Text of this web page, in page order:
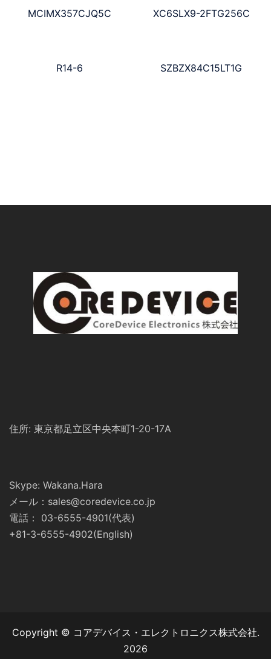
MCIMX357CJQ5C XC6SLX9-2FTG256C
R14-6 SZBZX84C15LT1G
住所: 東京都足立区中央本町1-20-17A
Skype: Wakana.Hara
メール：sales@coredevice.co.jp
電話： 03-6555-4901(代表)
+81-3-6555-4902(English)
Copyright © コアデバイス・エレクトロニクス株式会社.
2026